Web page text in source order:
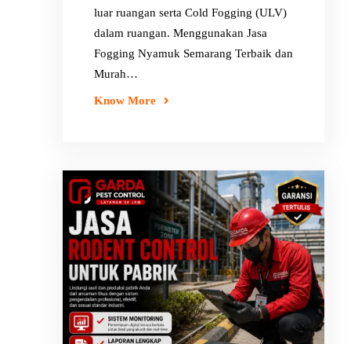
luar ruangan serta Cold Fogging (ULV)
dalam ruangan. Menggunakan Jasa
Fogging Nyamuk Semarang Terbaik dan
Murah…
Know More